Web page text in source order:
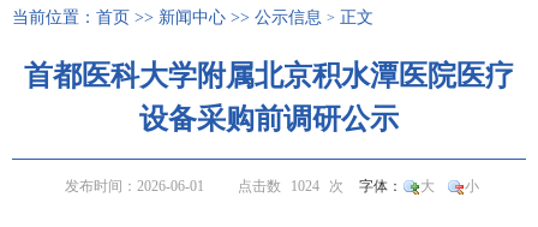
当前位置： 首页 >> 新闻中心 >> 公示信息 > 正文
首都医科大学附属北京积水潭医院医疗
设备采购前调研公示
发布时间：2026-06-01 点击数 1024 次 字体： 大 小